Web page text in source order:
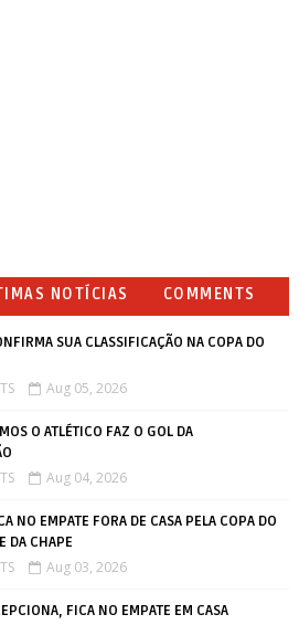
NOTÍCIAS COMMENTS
SUA CLASSIFICAÇÃO NA COPA DO
Aug 05, 2026
O ATLÉTICO FAZ O GOL DA
Aug 04, 2026
NO EMPATE FORA DE CASA PELA COPA DO
DA CHAPE
Aug 03, 2026
FICA NO EMPATE EM CASA